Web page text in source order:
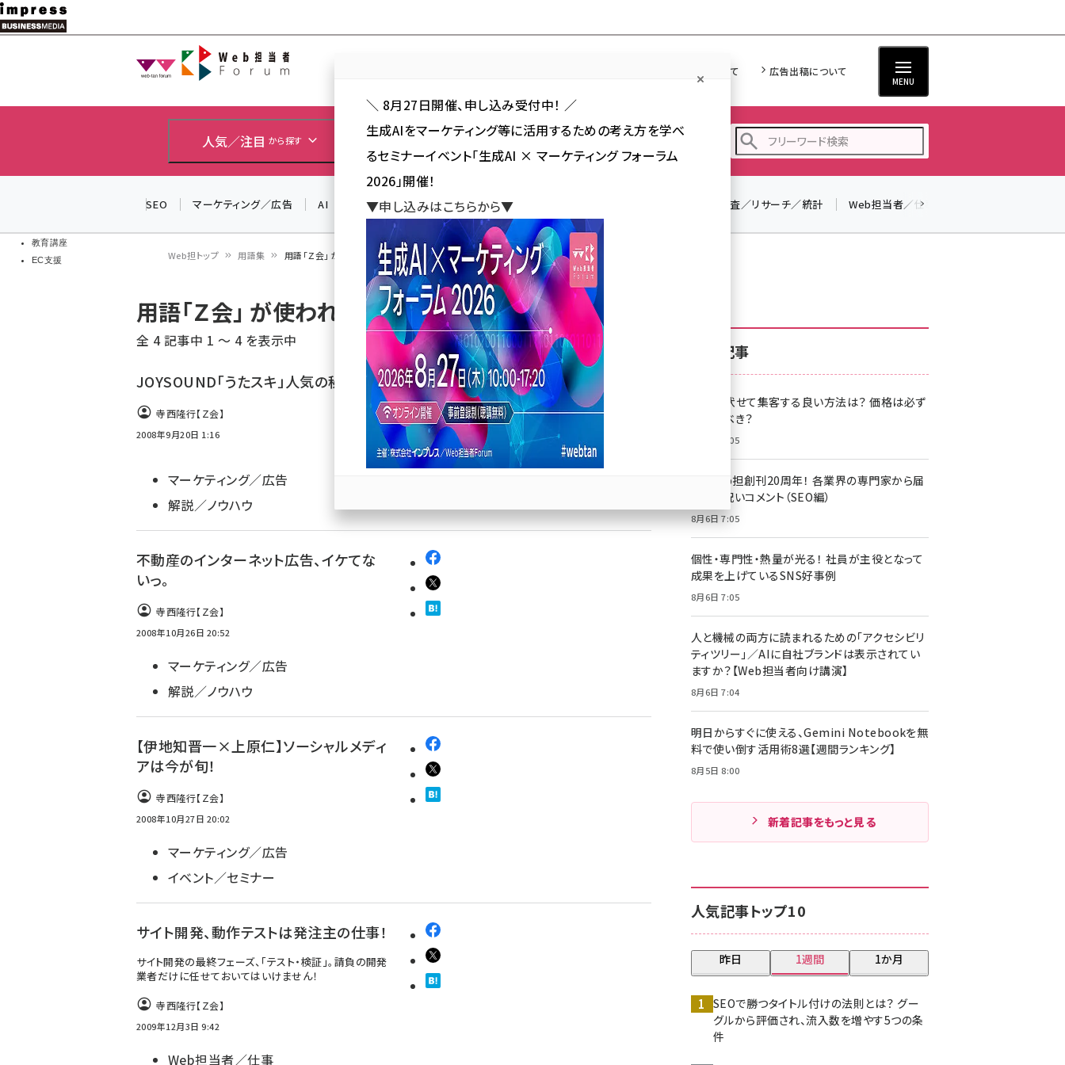
メ
イ
教育講座
EC支援
Web担当者Forum
Web担について 広告出稿について
MENU
人気／注目 から探す カテゴリ／種別 から探す セミナー／イベント から探す
z世代 (1622)
meo (1275)
SEO マーケティング／広告 AI SNS アクセス解析／データ分析 調査／リサーチ／統計 Web担当者／仕事
ン
く
ず
Web担トップ 用語集 用語「Ｚ会」 が使われている記事の一覧
用語「Ｚ会」 が使われている記事の一覧
全 4 記事中 1 ～ 4 を表示中
JOYSOUND「うたスキ」人気の秘密は？
寺西隆行【Ｚ会】
2008年9月20日 1:16
マーケティング／広告
解説／ノウハウ
不動産のインターネット広告、イケてな
いっ。
寺西隆行【Ｚ会】
2008年10月26日 20:52
マーケティング／広告
解説／ノウハウ
【伊地知晋一×上原仁】ソーシャルメディ
アは今が旬！
寺西隆行【Ｚ会】
2008年10月27日 20:02
マーケティング／広告
イベント／セミナー
サイト開発、動作テストは発注主の仕事！
サイト開発の最終フェーズ、「テスト・検証」。請負の開発
業者だけに任せておいてはいけません！
寺西隆行【Ｚ会】
2009年12月3日 9:42
Web担当者／仕事
新着記事
価格を伏せて集客する良い方法は？ 価格は必ず
記載すべき？
8月6日 7:05
祝・Web担創刊20周年！ 各業界の専門家から届
いたお祝いコメント（SEO編）
8月6日 7:05
個性・専門性・熱量が光る！ 社員が主役となって
成果を上げているSNS好事例
8月6日 7:05
人と機械の両方に読まれるための「アクセシビリ
ティツリー」／AIに自社ブランドは表示されてい
ますか？【Web担当者向け講演】
8月6日 7:04
明日からすぐに使える、Gemini Notebookを無
料で使い倒す活用術8選【週間ランキング】
8月5日 8:00
新着記事をもっと見る
人気記事トップ10
昨日 1週間 1か月
SEOで勝つタイトル付けの法則とは？ グー
グルから評価され、流入数を増やす5つの条
件
＼ 8月27日開催、申し込み受付中！ ／
生成AIをマーケティング等に活用するための考え方を学べ
るセミナーイベント「生成AI × マーケティング フォーラム
2026」開催！
▼申し込みはこちらから▼